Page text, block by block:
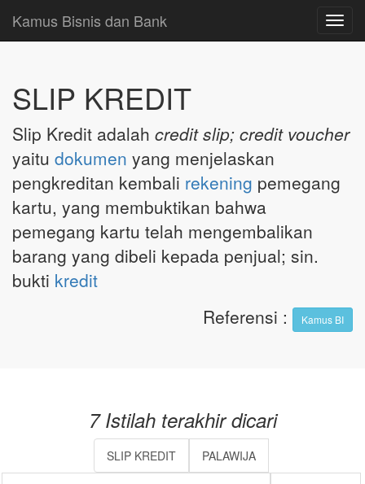
Kamus Bisnis dan Bank
SLIP KREDIT
Slip Kredit adalah credit slip; credit voucher
yaitu dokumen yang menjelaskan
pengkreditan kembali rekening pemegang
kartu, yang membuktikan bahwa
pemegang kartu telah mengembalikan
barang yang dibeli kepada penjual; sin.
bukti kredit
Referensi : Kamus BI
7 Istilah terakhir dicari
SLIP KREDIT PALAWIJA